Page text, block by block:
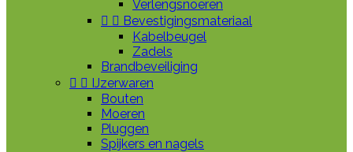
Verlengsnoeren
  Bevestigingsmateriaal
Kabelbeugel
Zadels
Brandbeveiliging
  IJzerwaren
Bouten
Moeren
Pluggen
Spijkers en nagels